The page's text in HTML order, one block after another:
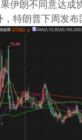
伊朗不同意达
特朗普下周发布